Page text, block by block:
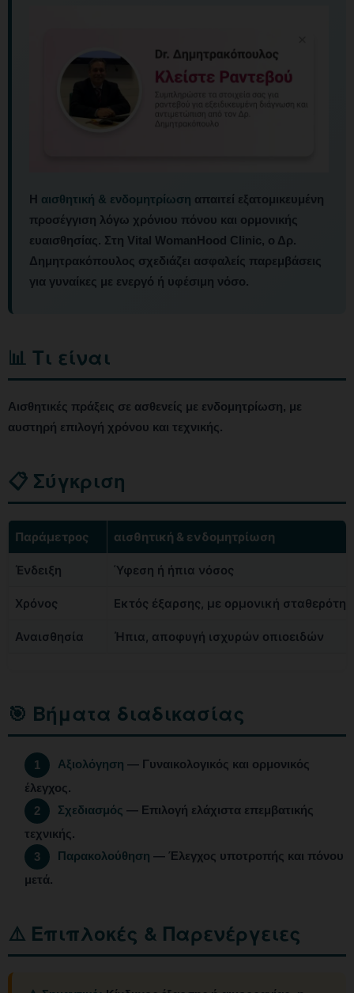
Η αισθητική & ενδομητρίωση απαιτεί εξατομικευμένη
προσέγγιση λόγω χρόνιου πόνου και ορμονικής
ευαισθησίας. Στη Vital WomanHood Clinic, ο Δρ.
Δημητρακόπουλος σχεδιάζει ασφαλείς παρεμβάσεις
για γυναίκες με ενεργό ή υφέσιμη νόσο.
📊 Τι είναι
Αισθητικές πράξεις σε ασθενείς με ενδομητρίωση, με
αυστηρή επιλογή χρόνου και τεχνικής.
📋 Σύγκριση
Παράμετρος αισθητική & ενδομητρίωση
Ένδειξη Ύφεση ή ήπια νόσος
Χρόνος Εκτός έξαρσης, με ορμονική
Αναισθησία Ήπια, αποφυγή ισχυρών οπιοειδών
🎯 Βήματα διαδικασίας
1 Αξιολόγηση — Γυναικολογικός και ορμονικός
έλεγχος.
2
Σχεδιασμός — Επιλογή ελάχιστα επεμβατικής
τεχνικής.
3
Παρακολούθηση — Έλεγχος υποτροπής και πόνου
μετά.
⚠️ Επιπλοκές & Παρενέργειες